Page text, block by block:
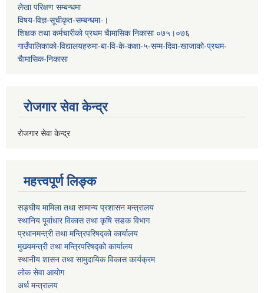
लेखा परिक्षण सम्बन्धमा
विषय-विज्ञ-सूचीकृत-सम्बन्धमा-।
शिक्षक तथा कर्मचारीको प्रथम च‌ैामासिक निकासा ०७५।०७६
गाउँपालिकाको-विद्यालयहरुमा-बा-वि-के-कक्षा-५-सम्म-दिवा-खाजाको-प्रथम-
चैामासिक-निकासा
रोजगार सेवा केन्द्र
रोजगार सेवा केन्द्र
महत्त्वपूर्ण लिङ्क
सङ्घीय मामिला तथा सामान्य प्रशासन मन्त्रालय
स्थानिय पूर्वाधार विकास तथा कृषि सडक विभाग
प्रधानमन्त्री तथा मन्त्रिपरिषद्को कार्यालय
मुख्यमन्त्री तथा मन्त्रिपरिषद्को कार्यालय
स्थानीय शासन तथा सामुदायिक विकास कार्यक्रम
लोक सेवा आयोग
अर्थ मन्त्रालय